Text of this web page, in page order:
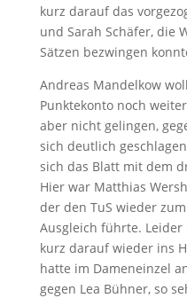
kurz darauf das
und Sarah Schäfer, die
Sätzen bezwingen
Andreas Mandelkow
Punktekonto noch
aber nicht gelingen,
sich deutlich
sich das Blatt mit dem
Hier war Matthias
der den TuS wieder
Ausgleich führte.
kurz darauf wieder ins
hatte im Dameneinzel
gegen Lea Bühner, so